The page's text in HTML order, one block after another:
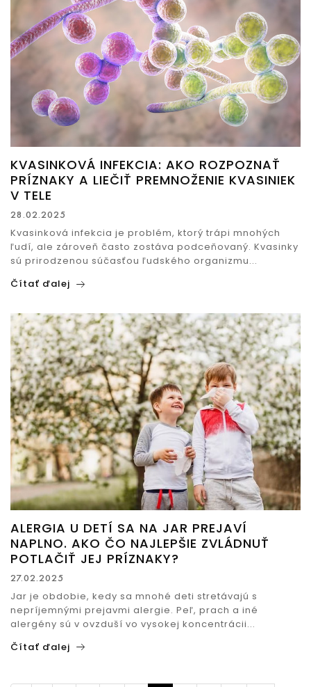
KVASINKOVÁ INFEKCIA: AKO ROZPOZNAŤ
PRÍZNAKY A LIEČIŤ PREMNOŽENIE KVASINIEK
V TELE
28.02.2025
Kvasinková infekcia je problém, ktorý trápi mnohých
ľudí, ale zároveň často zostáva podceňovaný. Kvasinky
sú prirodzenou súčasťou ľudského organizmu...
Čítať ďalej
ALERGIA U DETÍ SA NA JAR PREJAVÍ
NAPLNO. AKO ČO NAJLEPŠIE ZVLÁDNUŤ
POTLAČIŤ JEJ PRÍZNAKY?
27.02.2025
Jar je obdobie, kedy sa mnohé deti stretávajú s
nepríjemnými prejavmi alergie. Peľ, prach a iné
alergény sú v ovzduší vo vysokej koncentrácii...
Čítať ďalej